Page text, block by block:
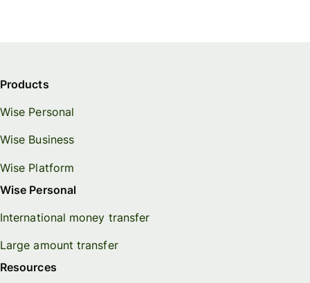
Products
Wise Personal
Wise Business
Wise Platform
Wise Personal
International money transfer
Large amount transfer
Resources